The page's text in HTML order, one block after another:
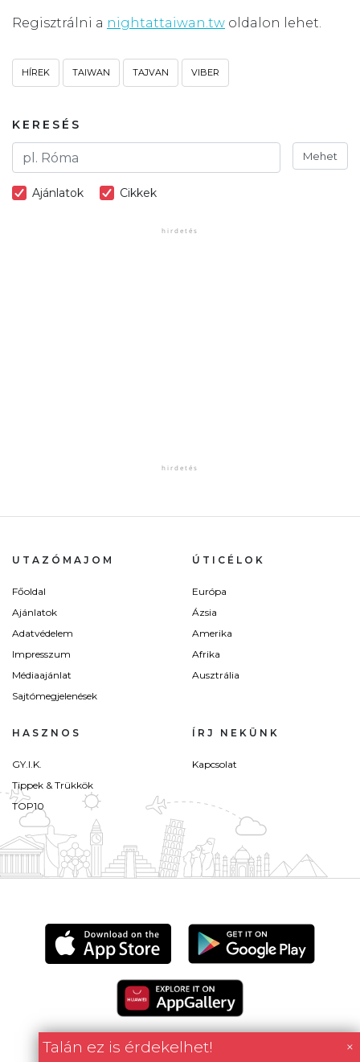
Regisztrálni a nightattaiwan.tw oldalon lehet.
Talán ez is érdekelhet! ×
HÍREK TAIWAN TAJVAN VIBER
KERESÉS
Mehet
Ajánlatok Cikkek
UTAZÓMAJOM
Főoldal
Ajánlatok
Adatvédelem
Impresszum
Médiaajánlat
Sajtómegjelenések
ÚTICÉLOK
Európa
Ázsia
Amerika
Afrika
Ausztrália
HASZNOS
GY.I.K.
Tippek & Trükkök
TOP10
ÍRJ NEKÜNK
Kapcsolat